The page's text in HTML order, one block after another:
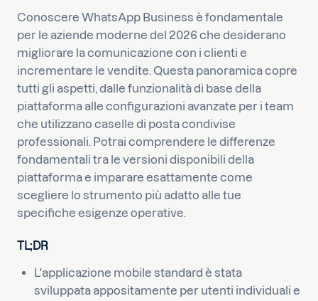
Conoscere WhatsApp Business è fondamentale
per le aziende moderne del 2026 che desiderano
migliorare la comunicazione con i clienti e
incrementare le vendite. Questa panoramica copre
tutti gli aspetti, dalle funzionalità di base della
piattaforma alle configurazioni avanzate per i team
che utilizzano caselle di posta condivise
professionali. Potrai comprendere le differenze
fondamentali tra le versioni disponibili della
piattaforma e imparare esattamente come
scegliere lo strumento più adatto alle tue
specifiche esigenze operative.
TL;DR
L'applicazione mobile standard è stata
sviluppata appositamente per utenti individuali e